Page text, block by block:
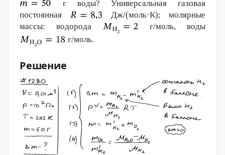
г воды? Универсальная газовая
постоянная
Дж/(моль·К); молярные
массы: водорода
г/моль, воды
г/моль.
Решение